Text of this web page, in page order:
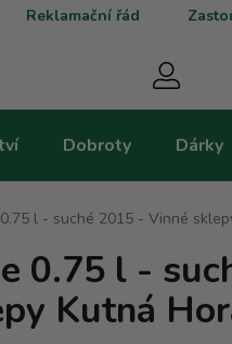
Reklamační řád
Dobroty Dárky
l - suché 2015 - Vinné
0.75 l -
Kutná